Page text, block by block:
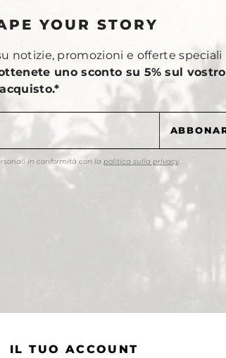
YOUR STORY
notizie, promozioni e offerte speciali
uno sconto su 5% sul vostro
in conformità con la politica sulla privacy.
IL TUO ACCOUNT